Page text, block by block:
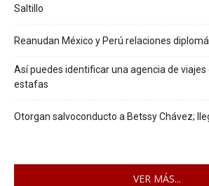
Saltillo
Reanudan México y Perú relaciones
Así puedes identificar una agencia de
estafas
Otorgan salvoconducto a Betssy Chávez;
VER MÁS...